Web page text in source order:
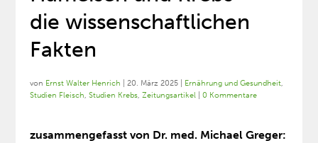
die wissenschaftlichen
Fakten
von Ernst Walter Henrich |20. März 2025 Ernährung und Gesundheit,
Studien Fleisch,Studien Krebs,Zeitungsartikel |0 Kommentare
zusammengefasst von Dr. med. Michael Greger: